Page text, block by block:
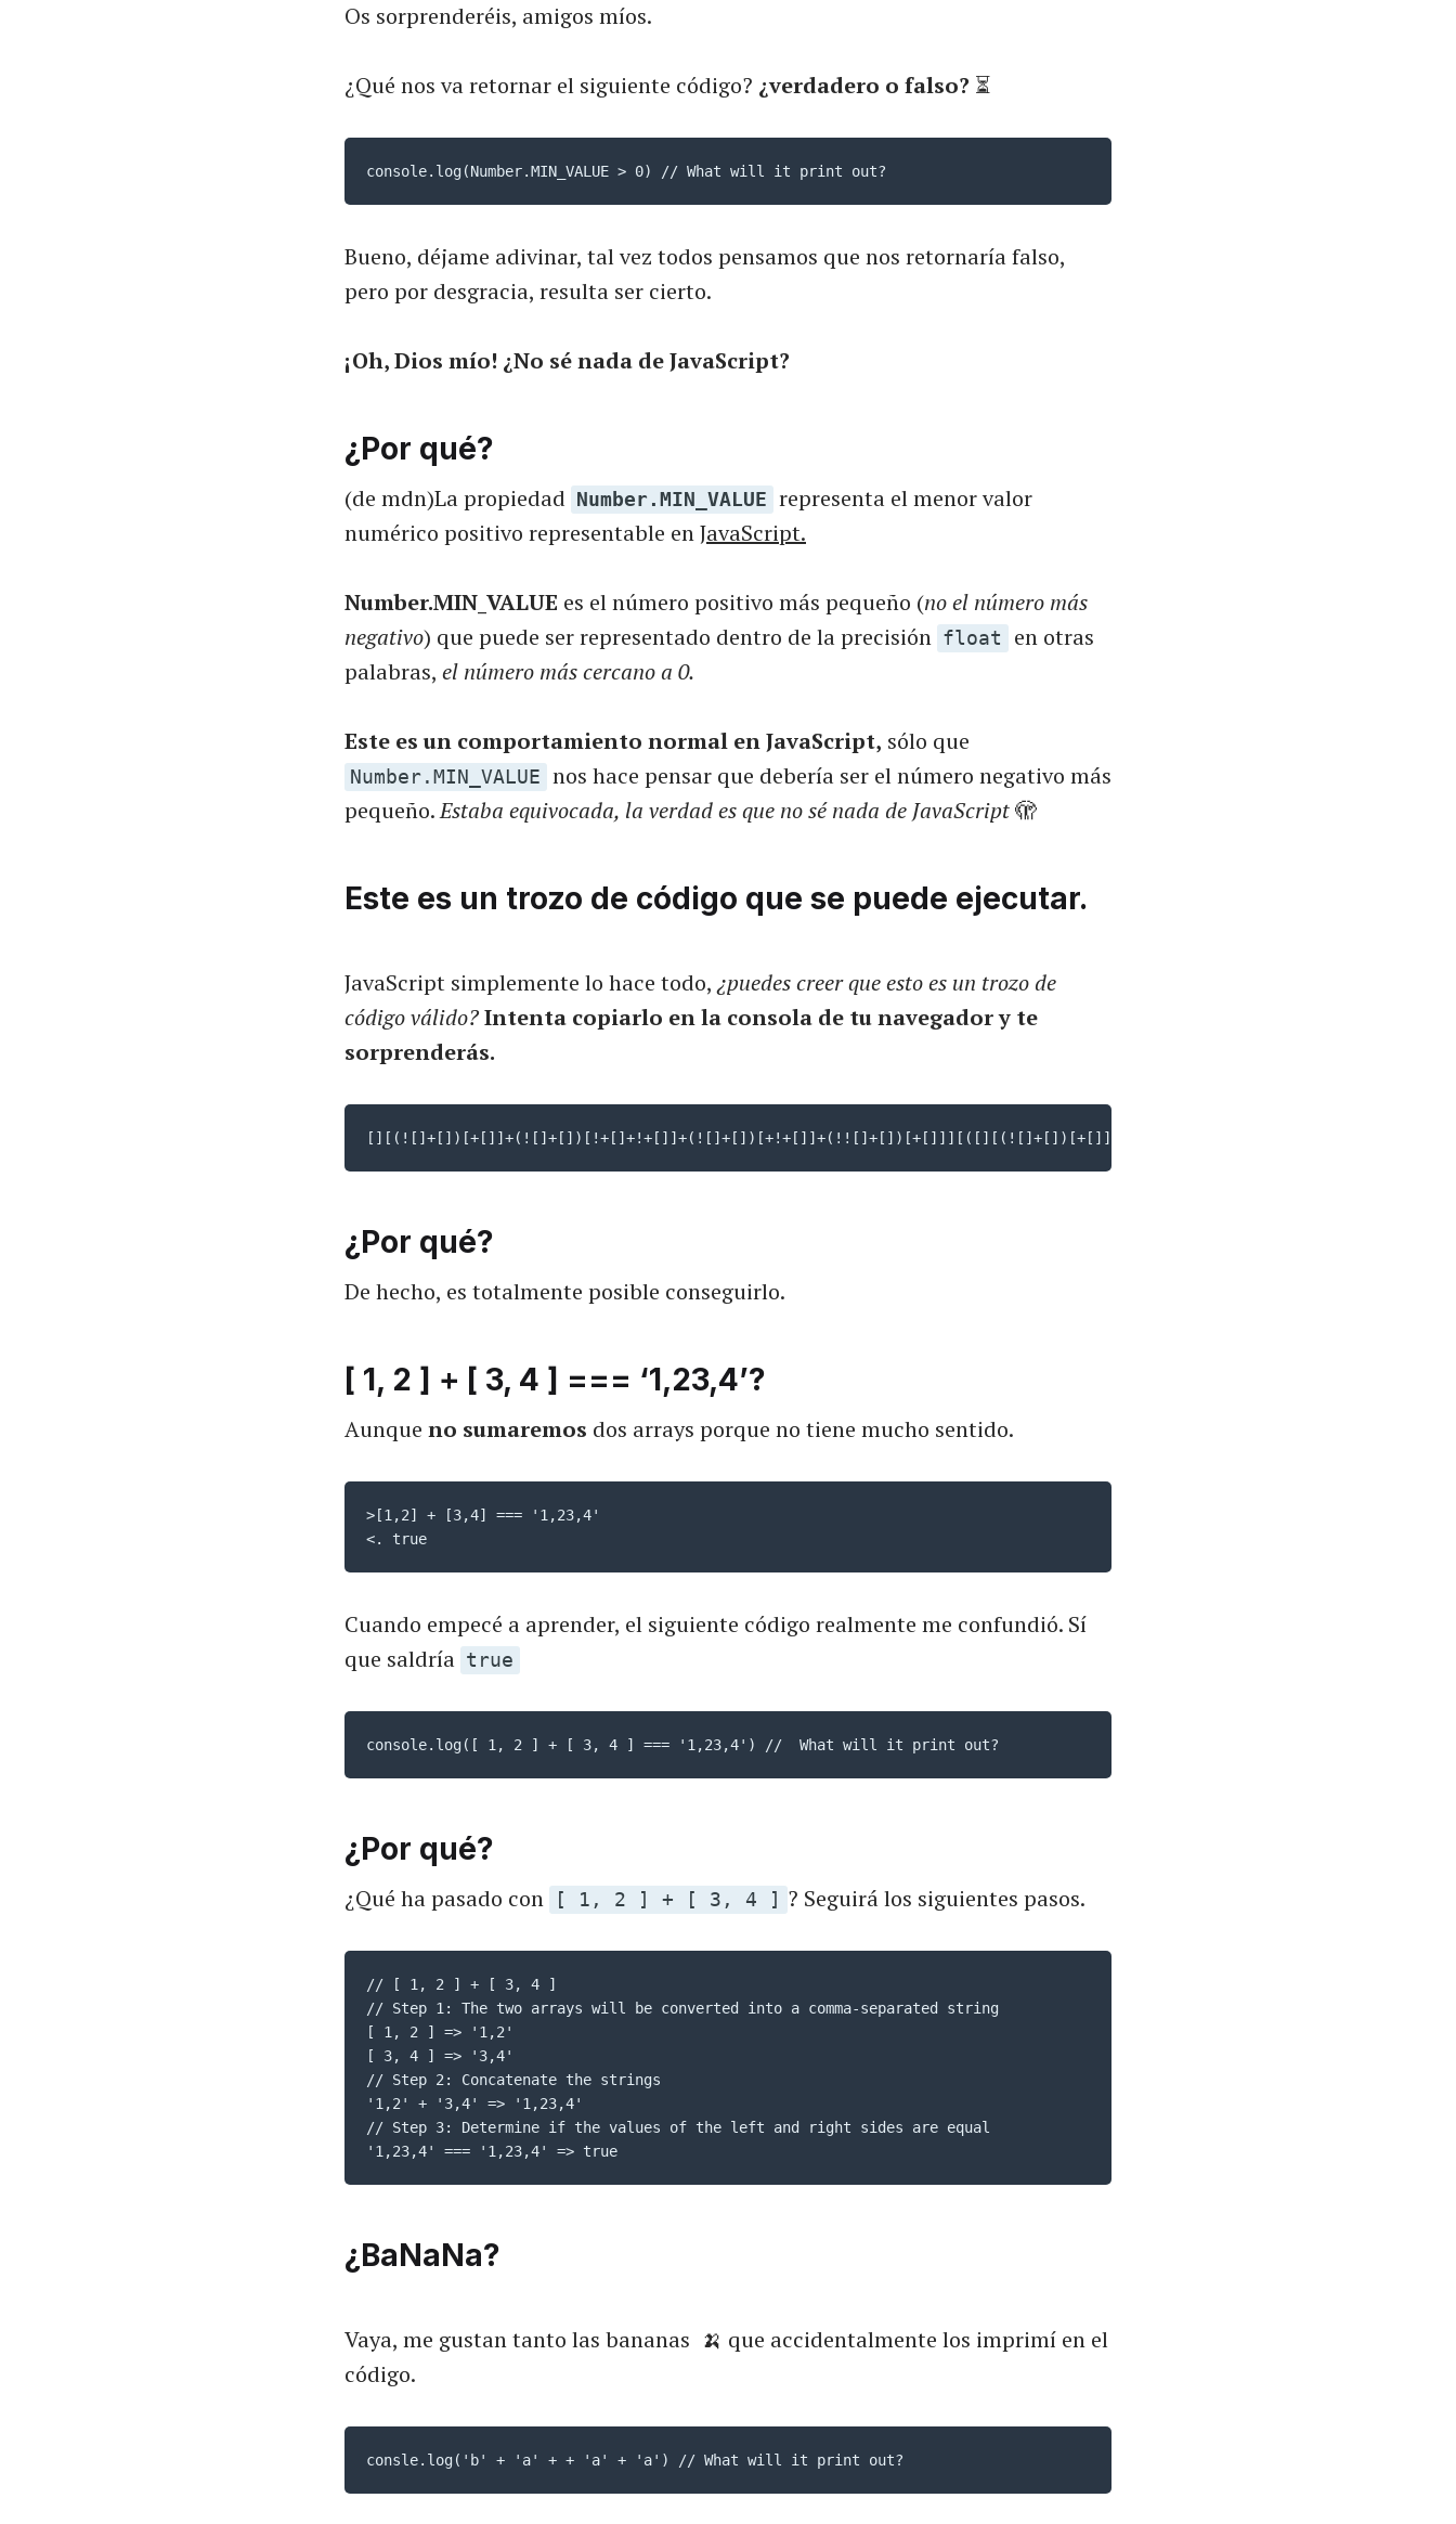
Os sorprenderéis, amigos míos.
¿Qué nos va retornar el siguiente código? ¿verdadero o falso? ⏳
console.log(Number.MIN_VALUE > 0) // What will it print out?
Bueno, déjame adivinar, tal vez todos pensamos que nos retornaría falso,
pero por desgracia, resulta ser cierto.
¡Oh, Dios mío! ¿No sé nada de JavaScript?
¿Por qué?
(de mdn)La propiedad Number.MIN_VALUE representa el menor valor
numérico positivo representable enJavaScript.
Number.MIN_VALUE es el número positivo más pequeño (no el número más
negativo) que puede ser representado dentro de la precisión float
en otras
palabras, el número más cercano a 0.
Este es un comportamiento normal en JavaScript, sólo que
Number.MIN_VALUE nos hace pensar que debería ser el número negativo más
pequeño.Estaba equivocada, la verdad es que no sé nada de JavaScript🫣
Este es un trozo de código que se puede ejecutar.
JavaScript simplemente lo hace todo, ¿puedes creer que esto es un trozo de
código válido?Intenta copiarlo en la consola de tu navegador y te
sorprenderás.
¿Por qué?
De hecho, es totalmente posible conseguirlo.
[ 1, 2 ] + [ 3, 4 ] === ‘1,23,4’?
Aunque no sumaremos dos arrays porque no tiene mucho sentido.
>[1,2] + [3,4] === '1,23,4'
<. true
Cuando empecé a aprender, el siguiente código realmente me confundió. Sí
que saldría true
console.log([ 1, 2 ] + [ 3, 4 ] === '1,23,4') //  What will it print out?
¿Por qué?
¿Qué ha pasado con [ 1, 2 ] + [ 3, 4 ] ? Seguirá los siguientes pasos.
// [ 1, 2 ] + [ 3, 4 ]
// Step 1: The two arrays will be converted into a comma-separated string
[ 1, 2 ] => '1,2'
[ 3, 4 ] => '3,4'
// Step 2: Concatenate the strings
'1,2' + '3,4' => '1,23,4'
// Step 3: Determine if the values of the left and right sides are equal
'1,23,4' === '1,23,4' => true
¿BaNaNa?
Vaya, me gustan tanto las bananas 🍌 que accidentalmente los imprimí en el
código.
consle.log('b' + 'a' + + 'a' + 'a') // What will it print out?